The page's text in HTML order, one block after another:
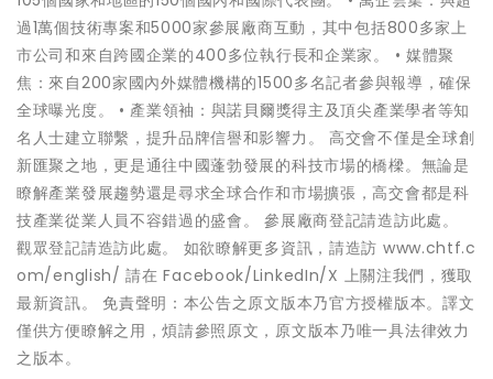
過1萬個技術專案和5000家參展廠商互動，其中包括800多家上
市公司和來自跨國企業的400多位執行長和企業家。 • 媒體聚
焦：來自200家國內外媒體機構的1500多名記者參與報導，確保
全球曝光度。 • 產業領袖：與諾貝爾獎得主及頂尖產業學者等知
名人士建立聯繫，提升品牌信譽和影響力。 高交會不僅是全球創
新匯聚之地，更是通往中國蓬勃發展的科技市場的橋樑。無論是
瞭解產業發展趨勢還是尋求全球合作和市場擴張，高交會都是科
技產業從業人員不容錯過的盛會。 參展廠商登記請造訪此處。
觀眾登記請造訪此處。 如欲瞭解更多資訊，請造訪 www.chtf.c
om/english/ 請在 Facebook/LinkedIn/X 上關注我們，獲取
最新資訊。 免責聲明：本公告之原文版本乃官方授權版本。譯文
僅供方便瞭解之用，煩請參照原文，原文版本乃唯一具法律效力
之版本。